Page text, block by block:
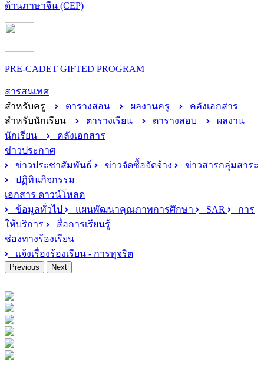
ด้านภาษาจีน (CEP)
PRE-CADET GIFTED PROGRAM
สารสนเทศ
สำหรับครู
ตารางสอน ผลงานครู
คลังเอกสาร
สำหรับนักเรียน
ตารางเรียน ตารางสอบ
ผลงาน
นักเรียน
คลังเอกสาร
ข่าวประกาศ
ข่าวประชาสัมพันธ์
ข่าวจัดซื้อจัดจ้าง
ข่าวสารกลุ่มสาระ
ปฏิทินกิจกรรม
เอกสาร ดาวน์โหลด
ข้อมูลทั่วไป
แผนพัฒนาคุณภาพการศึกษา SAR
การ
ให้บริการ
สื่อการเรียนรู้
ช่องทางร้องเรียน
แจ้งเรื่องร้องเรียน - การทุจริต
Previous Next